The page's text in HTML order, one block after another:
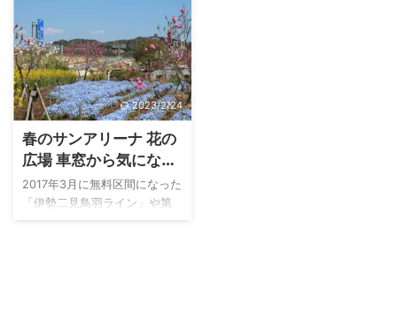
み製麺さんが製造する横綱印
の伊勢うど ...
多いでしょう。ホッピーの定
番「キンミヤ」も三重県のお
酒です。僕は伊勢市に住んで
いるので、おかげさま、鉾杉
(ほこすぎ)、八兵衛(はちべえ)
などの銘柄も居酒屋でよく見
かけますね。 さて、タイトル
でお気づきだと思いますが、
実は三重県には酒蔵が３５蔵
あるんです。 「えっ!そんなに
あるの？」 と驚くのも無理は
2023/2/24
春のサンアリーナ 花の
広場 車窓から気になる
色鮮やかな花々たち
2017年3月に無料区間になった
「伊勢二見鳥羽ライン」や第
２伊勢道路は、とっても便